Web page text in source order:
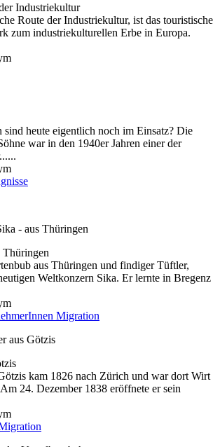
Industriekultur
Route der Industriekultur, ist das touristische
zum industriekulturellen Erbe in Europa.
heute eigentlich noch im Einsatz? Die
war in den 1940er Jahren einer der
Thüringen
aus Thüringen und findiger Tüftler,
Weltkonzern Sika. Er lernte in Bregenz
Migration
kam 1826 nach Zürich und war dort Wirt
24. Dezember 1838 eröffnete er sein